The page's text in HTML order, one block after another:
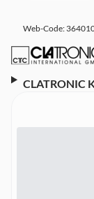
Web-Code:
CLATRONIC